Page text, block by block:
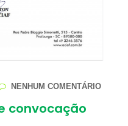
NENHUM COMENTÁRIO
convocação